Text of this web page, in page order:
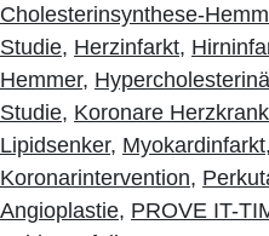
Cholesterinsynthese-
Studie, Herzinfarkt,
Hemmer,
Studie, Koronare
Lipidsenker, Myokardinfarkt,
Koronarintervention,
Angioplastie, PROVE IT-